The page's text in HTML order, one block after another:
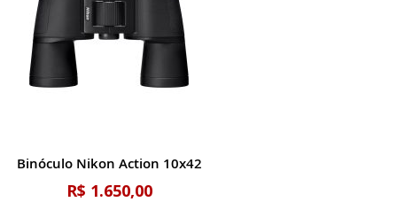
Binóculo Nikon Action 10x42
R$ 1.650,00